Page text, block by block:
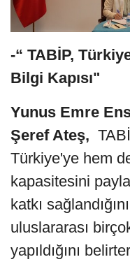
-“ TABİP,
Bilgi Kapısı"
Yunus Emre
Şeref Ateş,
Türkiye'ye hem
kapasitesini
katkı
uluslararası
yapıldığını